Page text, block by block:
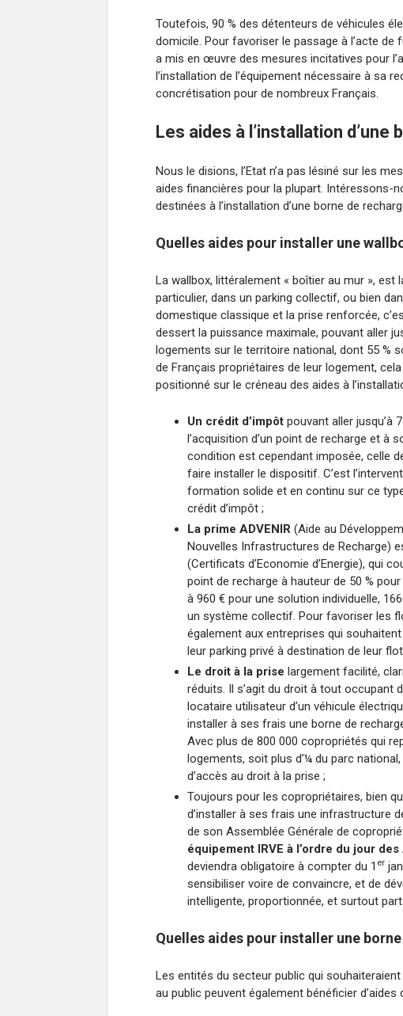
Toutefois, 90 % des détenteurs de véhicules
domicile. Pour favoriser le passage à l’acte de
a mis en œuvre des mesures incitatives pour
l’installation de l’équipement nécessaire à sa
concrétisation pour de nombreux Français.
Les aides à l’installation d’une
Nous le disions, l’Etat n’a pas lésiné sur les
aides financières pour la plupart. Intéressons-
destinées à l’installation d’une borne de
Quelles aides pour installer une
La wallbox, littéralement « boîtier au mur », est
particulier, dans un parking collectif, ou bien
domestique classique et la prise renforcée,
dessert la puissance maximale, pouvant aller
logements sur le territoire national, dont 55 %
de Français propriétaires de leur logement,
positionné sur le créneau des aides à
Un crédit d’impôt pouvant aller jusqu’à
l’acquisition d’un point de recharge et à
condition est cependant imposée, celle
faire installer le dispositif. C’est
formation solide et en continu sur ce
crédit d’impôt ;
La prime ADVENIR (Aide au
Nouvelles Infrastructures de Recharge)
(Certificats d’Economie d’Energie), qui
point de recharge à hauteur de 50 %
à 960 € pour une solution individuelle,
un système collectif. Pour favoriser les
également aux entreprises qui
leur parking privé à destination de leur
Le droit à la prise largement facilité,
réduits. Il s’agit du droit à tout occupant
locataire utilisateur d’un véhicule
installer à ses frais une borne de
Avec plus de 800 000 copropriétés qui
logements, soit plus d’¼ du parc
d’accès au droit à la prise ;
Toujours pour les copropriétaires, bien
d’installer à ses frais une infrastructure
de son Assemblée Générale de
équipement IRVE à l’ordre du jour
deviendra obligatoire à compter du 1 er
sensibiliser voire de convaincre, et de
intelligente, proportionnée, et surtout
Quelles aides pour installer une
Les entités du secteur public qui
au public peuvent également bénéficier d’aides